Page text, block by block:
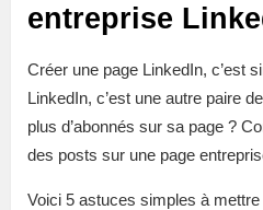
entreprise
Créer une page LinkedIn, c’est
LinkedIn, c’est une autre paire
plus d’abonnés sur sa page ?
des posts sur une page
Voici 5 astuces simples à